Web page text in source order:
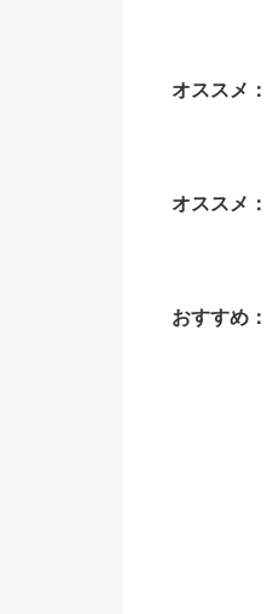
オススメ：
オススメ：
おすすめ：